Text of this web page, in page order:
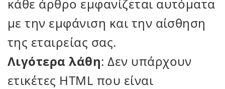
κάθε άρθρο εμφανίζεται αυτόματα
με την εμφάνιση και την αίσθηση
της εταιρείας σας.
Λιγότερα λάθη: Δεν υπάρχουν
ετικέτες HTML που είναι